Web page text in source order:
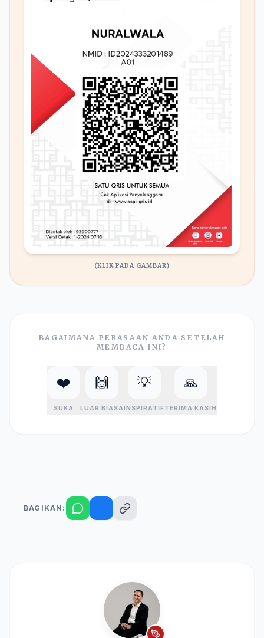
(KLIK PADA GAMBAR)
BAGAIMANA PERASAAN ANDA SETELAH
MEMBACA INI?
❤️
SUKA
🙌
LUAR BIASA
💡
INSPIRATIF
🙏
TERIMA KASIH
BAGIKAN: